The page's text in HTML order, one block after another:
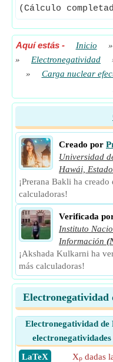
(Cálculo
Aquí estás- Inicio »
»
Electronegatividad
»
Carga nuclear
Creado por
Universidad
Hawái,
¡Prerana Bakli ha
calculadoras!
Verificada
Instituto
Información
¡Akshada Kulkarni ha
más calculadoras!
Electronegatividad
Electronegatividad de
​ LaTeX
Xₚ dadas